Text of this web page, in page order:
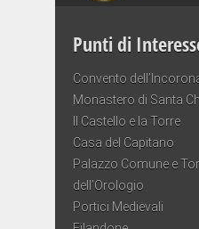
Punti di
Convento
Monastero di Santa
Il Castello e la Torre
Casa del Capitano
Palazzo Comune e
dell’Orologio
Portici Medievali